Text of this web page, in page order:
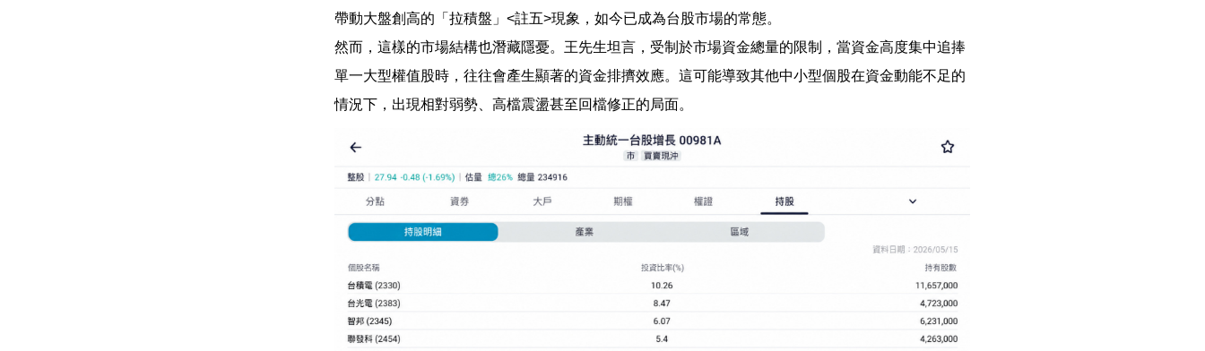
帶動大盤創高的「拉積盤」<註五>現象，如今已成為台股市場的常態。
然而，這樣的市場結構也潛藏隱憂。王先生坦言，受制於市場資金總量的限制，當資金高度集中追捧
單一大型權值股時，往往會產生顯著的資金排擠效應。這可能導致其他中小型個股在資金動能不足的
情況下，出現相對弱勢、高檔震盪甚至回檔修正的局面。